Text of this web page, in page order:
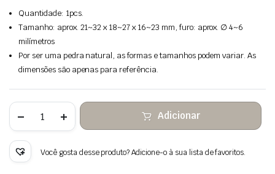
Quantidade: 1pcs.
Tamanho: aprox. 21~32 x 18~27 x 16~23 mm, furo: aprox. ∅ 4~6
milímetros
Por ser uma pedra natural, as formas e tamanhos podem variar. As
dimensões são apenas para referência.
Quantidade
Ágata
Grama
Pendurada
Adicionar
Você gosta desse produto? Adicione-o à sua lista de favoritos.